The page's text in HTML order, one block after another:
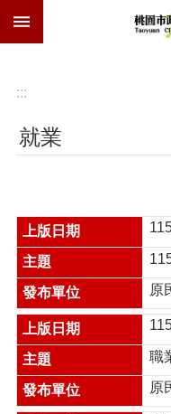
跳到主要內容區塊
金
技
歲
時
祭
儀
交
通
費
進
階
:::
就業
原
職
原